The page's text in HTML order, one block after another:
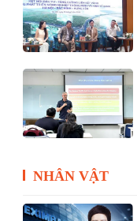
NHÂN VẬT